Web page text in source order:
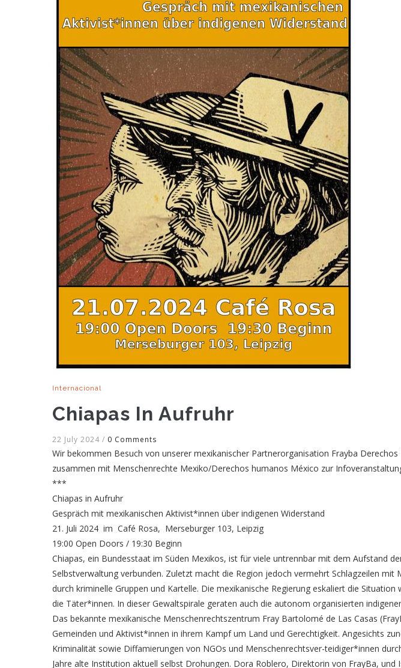
Internacional
Chiapas In Aufruhr
22 July 2024 / 0 Comments
Wir bekommen Besuch von unserer mexikanischer Partnerorganisation Frayba
zusammen mit Menschenrechte Mexiko/Derechos humanos México zur
***
Chiapas in Aufruhr
Gespräch mit mexikanischen Aktivist*innen über indigenen Widerstand
21. Juli 2024 im Café Rosa, Merseburger 103, Leipzig
19:00 Open Doors / 19:30 Beginn
Chiapas, ein Bundesstaat im Süden Mexikos, ist für viele untrennbar mit dem Aufstand
Selbstverwaltung verbunden. Zuletzt macht die Region jedoch vermehrt Schlagzeilen mit
durch kriminelle Gruppen und Kartelle. Die mexikanische Regierung eskaliert die
die Täter*innen. In dieser Gewaltspirale geraten auch die autonom organisierten
Das bekannte mexikanische Menschenrechtszentrum Fray Bartolomé de Las Casas
Gemeinden und Aktivist*innen in ihrem Kampf um Land und Gerechtigkeit. Angesichts
Kriminalität sowie Diffamierungen von NGOs und Menschenrechtsver-teidiger*innen
Jahre alte Institution aktuell selbst Drohungen. Dora Roblero, Direktorin von FrayBa,